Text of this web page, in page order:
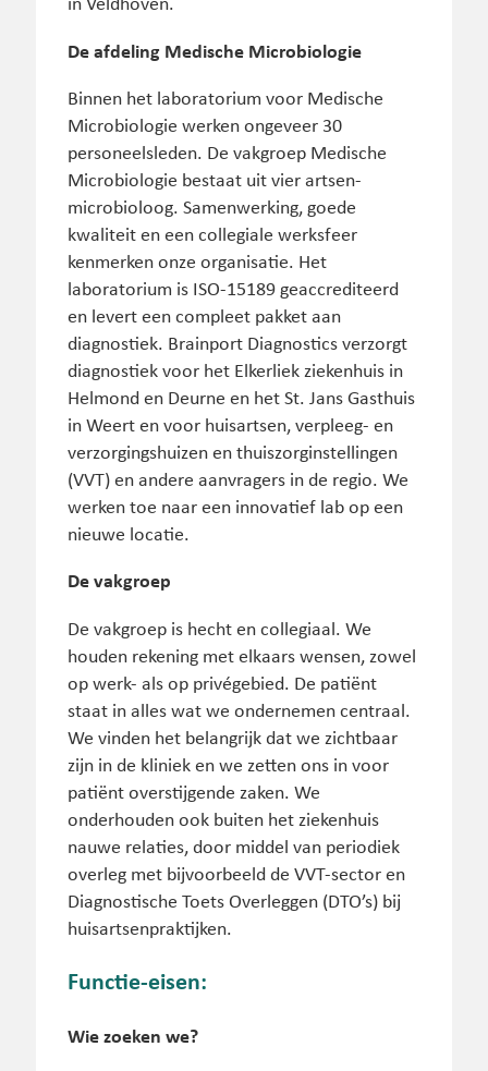
in Veldhoven.
De afdeling Medische Microbiologie
Binnen het laboratorium voor Medische
Microbiologie werken ongeveer 30
personeelsleden. De vakgroep Medische
Microbiologie bestaat uit vier artsen-
microbioloog. Samenwerking, goede
kwaliteit en een collegiale werksfeer
kenmerken onze organisatie. Het
laboratorium is ISO-15189 geaccrediteerd
en levert een compleet pakket aan
diagnostiek. Brainport Diagnostics verzorgt
diagnostiek voor het Elkerliek ziekenhuis in
Helmond en Deurne en het St. Jans Gasthuis
in Weert en voor huisartsen, verpleeg- en
verzorgingshuizen en thuiszorginstellingen
(VVT) en andere aanvragers in de regio. We
werken toe naar een innovatief lab op een
nieuwe locatie.
De vakgroep
De vakgroep is hecht en collegiaal. We
houden rekening met elkaars wensen, zowel
op werk- als op privégebied. De patiënt
staat in alles wat we ondernemen centraal.
We vinden het belangrijk dat we zichtbaar
zijn in de kliniek en we zetten ons in voor
patiënt overstijgende zaken. We
onderhouden ook buiten het ziekenhuis
nauwe relaties, door middel van periodiek
overleg met bijvoorbeeld de VVT-sector en
Diagnostische Toets Overleggen (DTO’s) bij
huisartsenpraktijken.
Functie-eisen:
Wie zoeken we?